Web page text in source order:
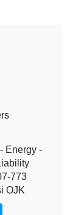
Energy -
773
OJK